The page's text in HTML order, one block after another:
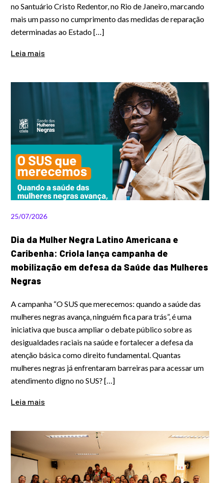
no Santuário Cristo Redentor, no Rio de Janeiro, marcando
mais um passo no cumprimento das medidas de reparação
determinadas ao Estado […]
Leia mais
25/07/2026
Dia da Mulher Negra Latino Americana e
Caribenha: Criola lança campanha de
mobilização em defesa da Saúde das Mulheres
Negras
A campanha “O SUS que merecemos: quando a saúde das
mulheres negras avança, ninguém fica para trás”, é uma
iniciativa que busca ampliar o debate público sobre as
desigualdades raciais na saúde e fortalecer a defesa da
atenção básica como direito fundamental. Quantas
mulheres negras já enfrentaram barreiras para acessar um
atendimento digno no SUS? […]
Leia mais